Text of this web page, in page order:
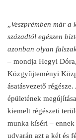
„Veszprémben már
századtól egészen
azonban olyan
– mondja Hegyi
Közgyűjteményi
ásatásvezető
épületének
kiemelt régészeti
munka kíséri –
udvarán azt a két és